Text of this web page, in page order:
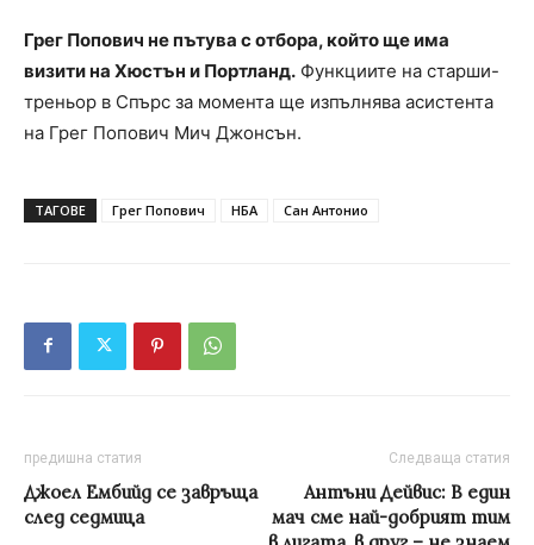
Грег Попович не пътува с отбора, който ще има
визити на Хюстън и Портланд. Функциите на старши-
треньор в Спърс за момента ще изпълнява асистента
на Грег Попович Мич Джонсън.
ТАГОВЕ Грег Попович НБА Сан Антонио
предишна статия
Джоел Ембийд се завръща
след седмица
Следваща статия
Антъни Дейвис: В един
мач сме най-добрият тим